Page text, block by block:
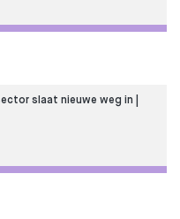
slaat nieuwe weg in |